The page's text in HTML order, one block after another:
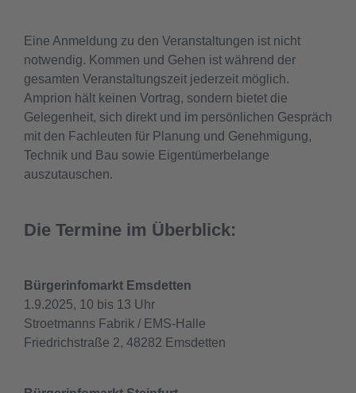
Eine Anmeldung zu den Veranstaltungen ist nicht
notwendig. Kommen und Gehen ist während der
gesamten Veranstaltungszeit jederzeit möglich.
Amprion hält keinen Vortrag, sondern bietet die
Gelegenheit, sich direkt und im persönlichen Gespräch
mit den Fachleuten für Planung und Genehmigung,
Technik und Bau sowie Eigentümerbelange
auszutauschen.
Die Termine im Überblick:
Bürgerinfomarkt Emsdetten
1.9.2025, 10 bis 13 Uhr
Stroetmanns Fabrik / EMS-Halle
Friedrichstraße 2, 48282 Emsdetten